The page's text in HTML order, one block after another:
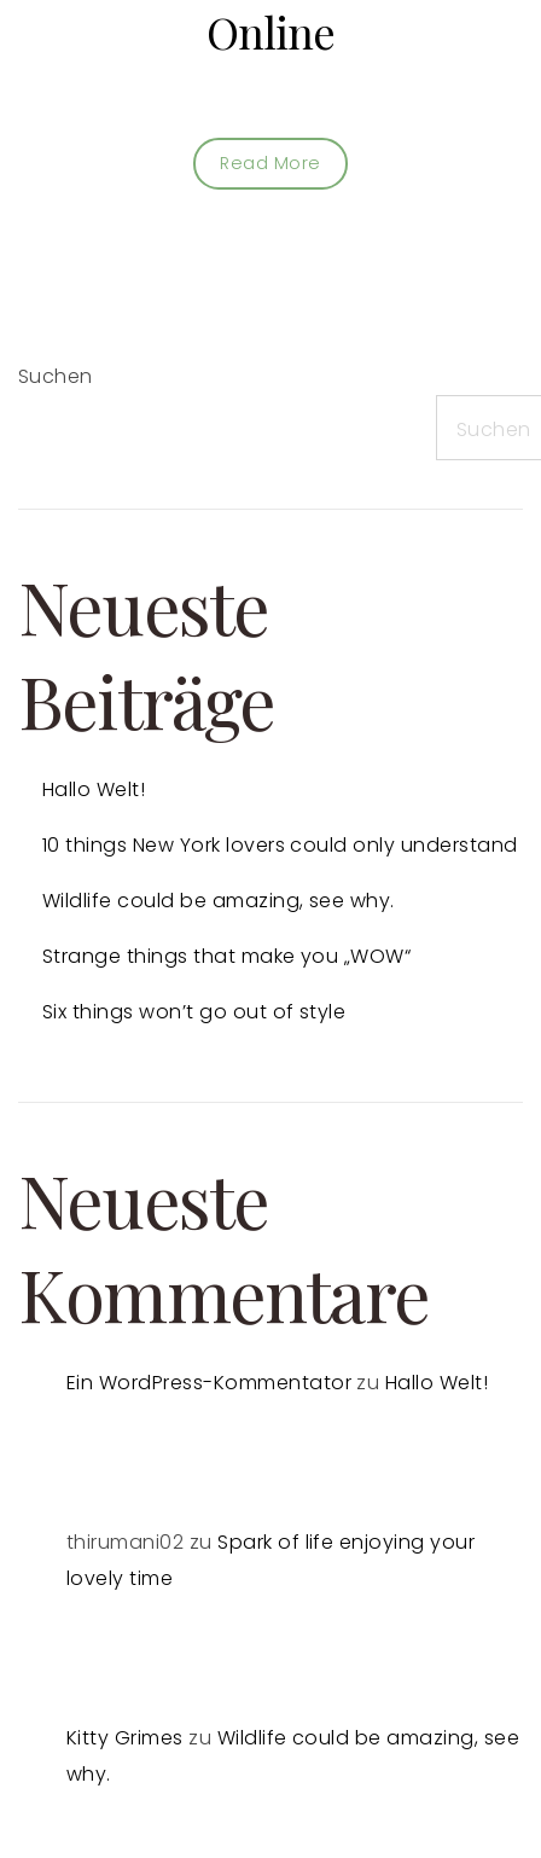
Online
Read More
Suchen
Suchen
Neueste
Beiträge
Hallo Welt!
10 things New York lovers could only understand
Wildlife could be amazing, see why.
Strange things that make you „WOW“
Six things won’t go out of style
Neueste
Kommentare
Ein WordPress-Kommentator zu Hallo Welt!
thirumani02 zuSpark of life enjoying your
lovely time
Kitty Grimes zu Wildlife could be amazing, see
why.